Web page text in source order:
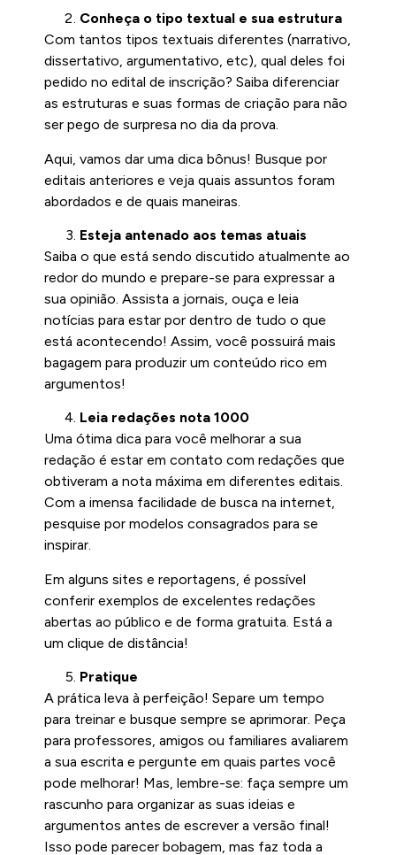
Conheça o tipo textual e sua estrutura
Com tantos tipos textuais diferentes (narrativo,
dissertativo, argumentativo, etc), qual deles foi
pedido no edital de inscrição? Saiba diferenciar
as estruturas e suas formas de criação para não
ser pego de surpresa no dia da prova.
Aqui, vamos dar uma dica bônus! Busque por
editais anteriores e veja quais assuntos foram
abordados e de quais maneiras.
Esteja antenado aos temas atuais
Saiba o que está sendo discutido atualmente ao
redor do mundo e prepare-se para expressar a
sua opinião. Assista a jornais, ouça e leia
notícias para estar por dentro de tudo o que
está acontecendo! Assim, você possuirá mais
bagagem para produzir um conteúdo rico em
argumentos!
Leia redações nota 1000
Uma ótima dica para você melhorar a sua
redação é estar em contato com redações que
obtiveram a nota máxima em diferentes editais.
Com a imensa facilidade de busca na internet,
pesquise por modelos consagrados para se
inspirar.
Em alguns sites e reportagens, é possível
conferir exemplos de excelentes redações
abertas ao público e de forma gratuita. Está a
um clique de distância!
Pratique
A prática leva à perfeição! Separe um tempo
para treinar e busque sempre se aprimorar. Peça
para professores, amigos ou familiares avaliarem
a sua escrita e pergunte em quais partes você
pode melhorar! Mas, lembre-se: faça sempre um
rascunho para organizar as suas ideias e
argumentos antes de escrever a versão final!
Isso pode parecer bobagem, mas faz toda a